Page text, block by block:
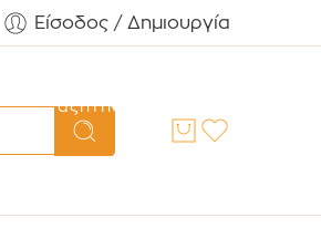
Είσοδος / Δημιουργία
Αναζήτηση